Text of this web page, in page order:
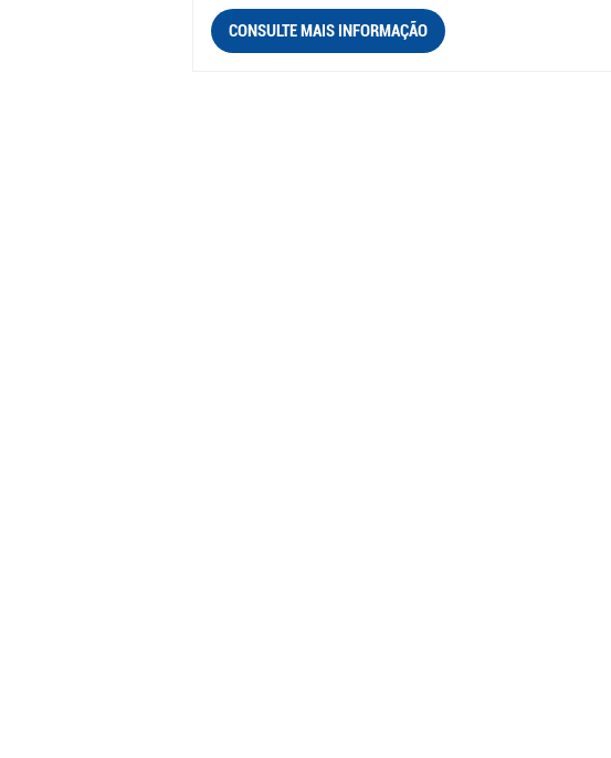
“Amplificação de Luz por Emissão Estimulada de
derrete, queima ou vaporiza o material ao qual é
CONSULTE MAIS INFORMAÇÃO